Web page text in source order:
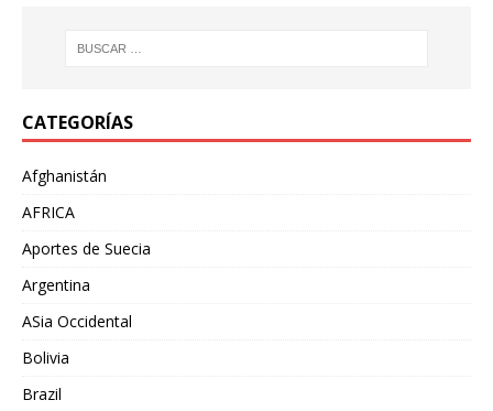
CATEGORÍAS
Afghanistán
AFRICA
Aportes de Suecia
Argentina
ASia Occidental
Bolivia
Brazil